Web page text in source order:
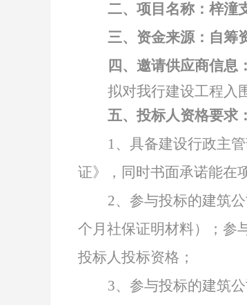
二、项目名称：梓潼
三、资金来源：自筹
四、邀请供应商信息：
拟对我行建设工程 入
五、投标人资格要求：
1、 具备建设行政主
证》，同时书面承诺能在
2、 参与投标的建筑
个月社保证明材料）；参
投标人投标资格；
3、 参与投标的建筑